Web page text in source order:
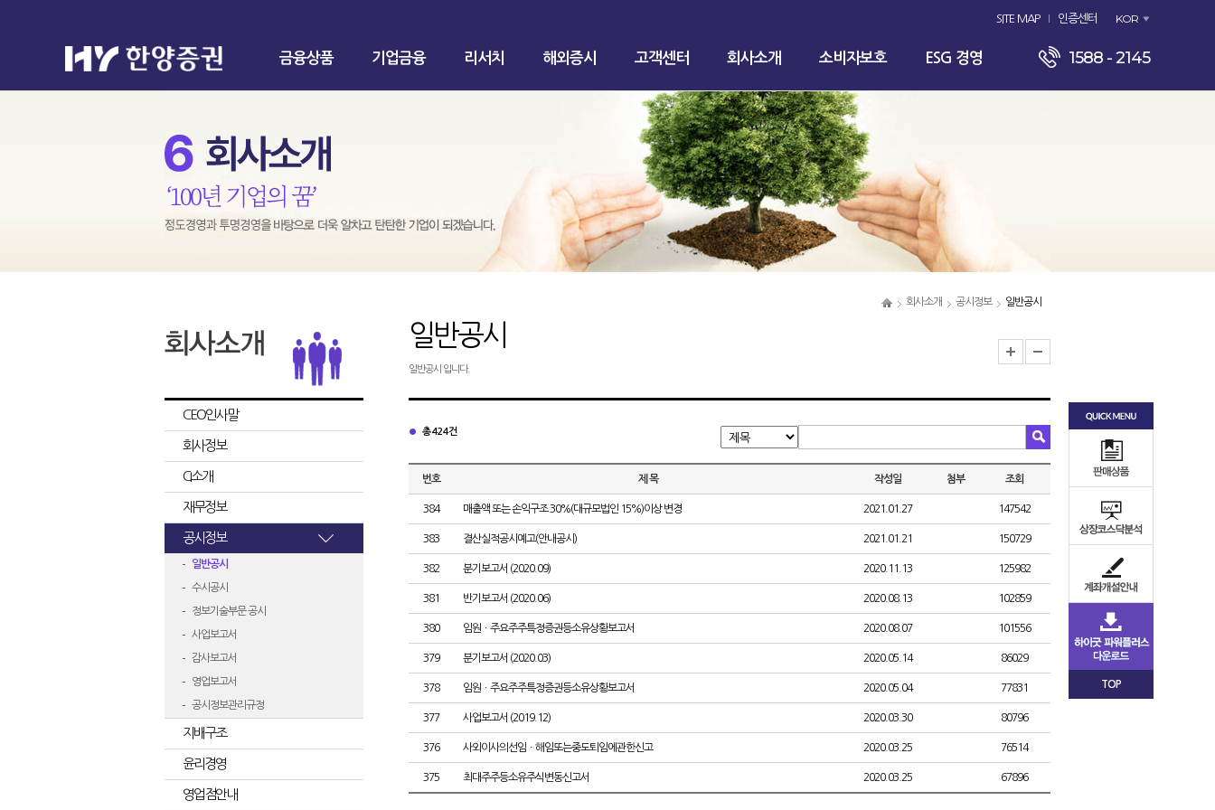
SITE MAP 인증센터 KOR
금융상품 기업금융 리서치 해외증시 고객센터 회사소개 소비자보호 ESG 경영 1588 - 2145
회사소개 공시정보 일반공시
CEO인사말
회사정보
CI소개
재무정보
공시정보
일반공시
수시공시
정보기술부문 공시
사업보고서
감사보고서
영업보고서
공시정보관리규정
지배구조
윤리경영
영업점안내
일반공시
일반공시 입니다.
총 424건
번호 제 목 작성일 첨부 조회
384 매출액 또는 손익구조 30%(대규모법인 15%)이상 변경 2021.01.27 147542
383 결산실적공시예고(안내공시) 2021.01.21 150729
382 분기보고서 (2020.09) 2020.11.13 125982
381 반기보고서 (2020.06) 2020.08.13 102859
380 임원ㆍ주요주주특정증권등소유상황보고서 2020.08.07 101556
379 분기보고서 (2020.03) 2020.05.14 86029
378 임원ㆍ주요주주특정증권등소유상황보고서 2020.05.04 77831
377 사업보고서 (2019.12) 2020.03.30 80796
376 사외이사의선임ㆍ해임또는중도퇴임에관한신고 2020.03.25 76514
375 최대주주등소유주식변동신고서 2020.03.25 67896
TOP